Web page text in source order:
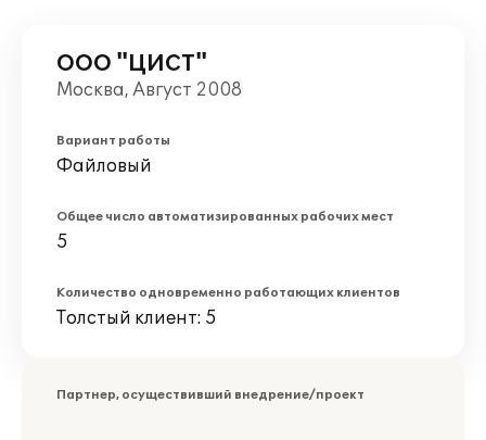
ООО "ЦИСТ"
Москва, Август 2008
Вариант работы
Файловый
Общее число автоматизированных рабочих мест
5
Количество одновременно работающих клиентов
Толстый клиент: 5
Партнер, осуществивший внедрение/проект